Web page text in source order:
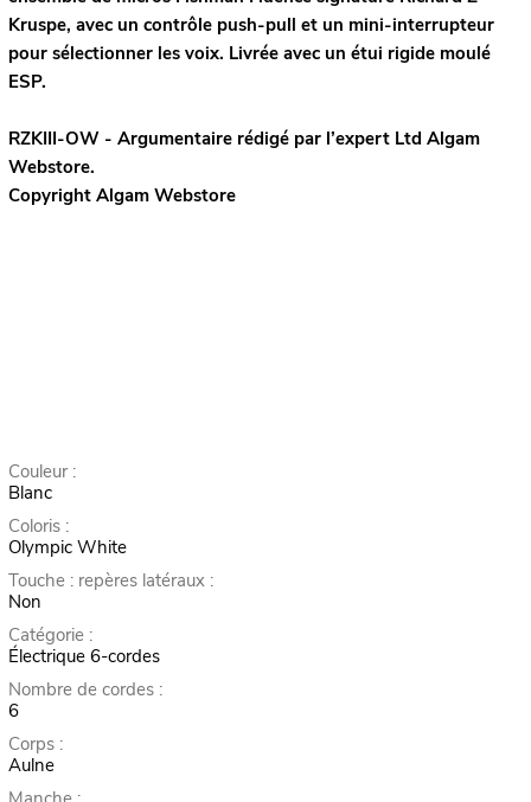
Kruspe, avec un contrôle push-pull et un mini-interrupteur
pour sélectionner les voix. Livrée avec un étui rigide moulé
ESP.
RZKIII-OW - Argumentaire rédigé par l’expert Ltd Algam
Webstore.
Copyright Algam Webstore
Couleur :
Blanc
Coloris :
Olympic White
Touche : repères latéraux :
Non
Catégorie :
Électrique 6-cordes
Nombre de cordes :
6
Corps :
Aulne